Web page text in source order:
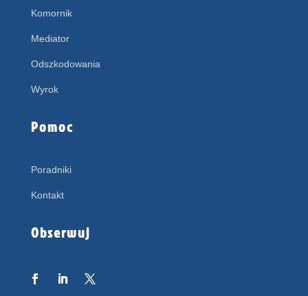
Komornik
Mediator
Odszkodowania
Wyrok
Pomoc
Poradniki
Kontakt
Obserwuj